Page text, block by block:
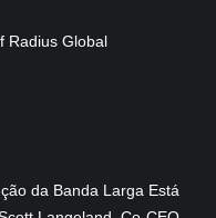
Radius Global
da Banda Larga Está